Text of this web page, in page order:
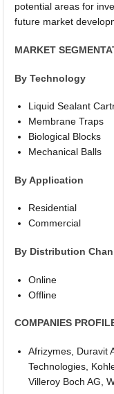
potential areas for
future market
MARKET
By Technology
Liquid Sealant
Membrane Traps
Biological Blocks
Mechanical Balls
By Application
Residential
Commercial
By Distribution
Online
Offline
COMPANIES
Afrizymes, Duravit
Technologies,
Villeroy Boch AG,